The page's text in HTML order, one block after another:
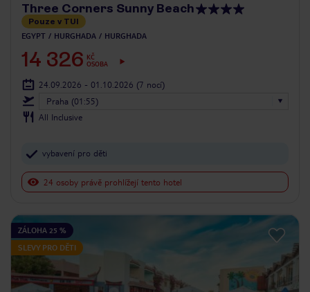
Three Corners Sunny Beach
Pouze v TUI
EGYPT HURGHADA HURGHADA
14 326 KČ
OSOBA
24.09.2026 - 01.10.2026 (7 nocí)
Praha (01:55)
All Inclusive
vybavení pro děti
24 osoby právě prohlížejí tento hotel
ZÁLOHA 25 %
SLEVY PRO DĚTI